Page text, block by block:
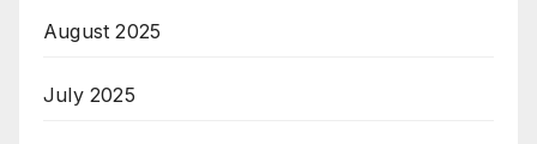
August 2025
July 2025